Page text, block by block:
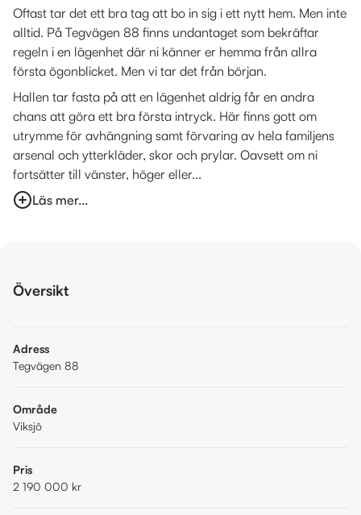
Oftast tar det ett bra tag att bo in sig i ett nytt hem. Men inte
alltid. På Tegvägen 88 finns undantaget som bekräftar
regeln i en lägenhet där ni känner er hemma från allra
första ögonblicket. Men vi tar det från början.
Hallen tar fasta på att en lägenhet aldrig får en andra
chans att göra ett bra första intryck. Här finns gott om
utrymme för avhängning samt förvaring av hela familjens
arsenal och ytterkläder, skor och prylar. Oavsett om ni
fortsätter till vänster, höger eller...
Läs mer...
Översikt
Adress
Tegvägen 88
Område
Viksjö
Pris
2 190 000 kr